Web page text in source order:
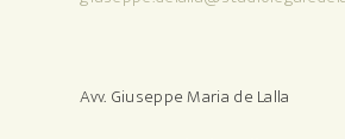
Avv. Giuseppe Maria de Lalla